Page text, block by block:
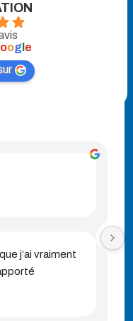
oog e
pour les aidants.
de partage et de